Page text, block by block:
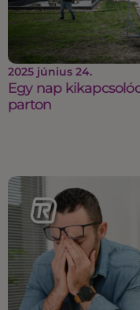
2025 június 24.
Egy nap
parton